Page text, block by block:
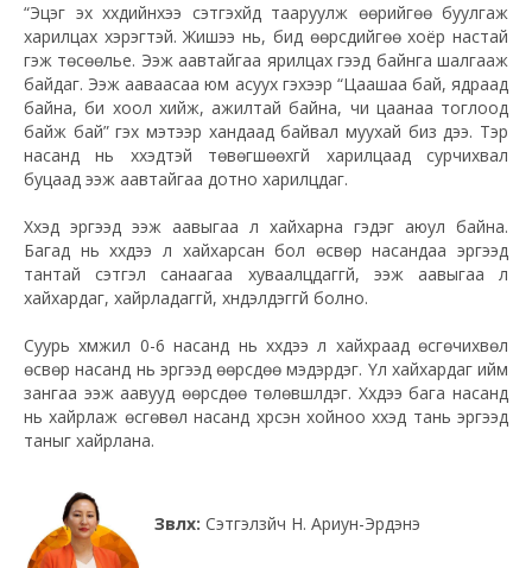
“Эцэг эх хүүхдийнхээ сэтгэхүйд тааруулж өөрийгөө буулгаж
харилцах хэрэгтэй. Жишээ нь, бид өөрсдийгөө хоёр настай
гэж төсөөлье. Ээж аавтайгаа ярилцах гээд байнга шалгааж
байдаг. Ээж ааваасаа юм асуух гэхээр “Цаашаа бай, ядраад
байна, би хоол хийж, ажилтай байна, чи цаанаа тоглоод
байж бай” гэх мэтээр хандаад байвал муухай биз дээ. Тэр
насанд нь хүүхэдтэй төвөгшөөхгүй харилцаад сурчихвал
буцаад ээж аавтайгаа дотно харилцдаг.
Хүүхэд эргээд ээж аавыгаа үл хайхарна гэдэг аюул байна.
Багад нь хүүхдээ үл хайхарсан бол өсвөр насандаа эргээд
тантай сэтгэл санаагаа хуваалцдаггүй, ээж аавыгаа үл
хайхардаг, хайрладаггүй, хүндэлдэггүй болно.
Суурь хүмүүжил 0-6 насанд нь хүүхдээ үл хайхраад өсгөчихвөл
өсвөр насанд нь эргээд өөрсдөө мэдэрдэг. Үл хайхардаг ийм
зангаа ээж аавууд өөрсдөө төлөвшүүлдэг. Хүүхдээ бага насанд
нь хайрлаж өсгөвөл насанд хүрсэн хойноо хүүхэд тань эргээд
таныг хайрлана.
Зөвлөх: Сэтгэлзүйч Н. Ариун-Эрдэнэ